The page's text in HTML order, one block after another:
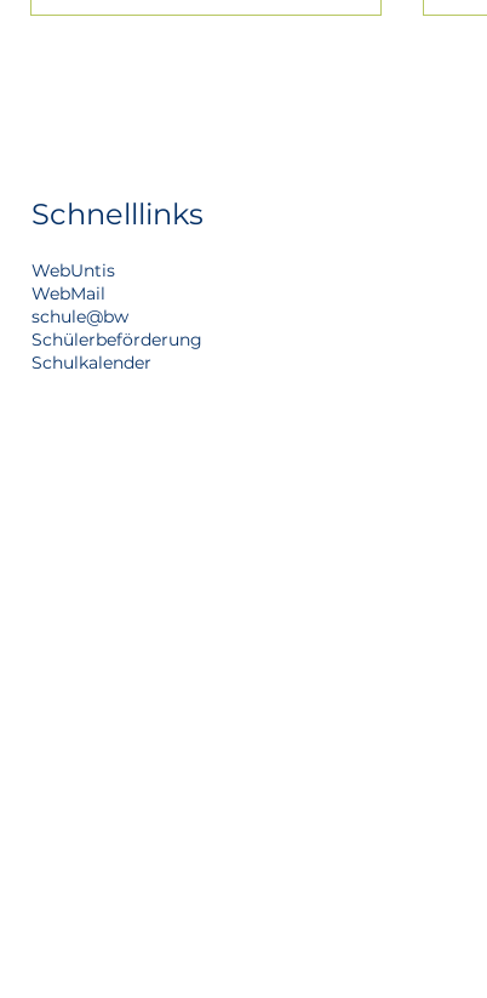
Sommerfest auf dem
Schulcampus
Schnelllinks
WebUntis
WebMail
schule@bw
Schülerbeförderung
Schulkalender